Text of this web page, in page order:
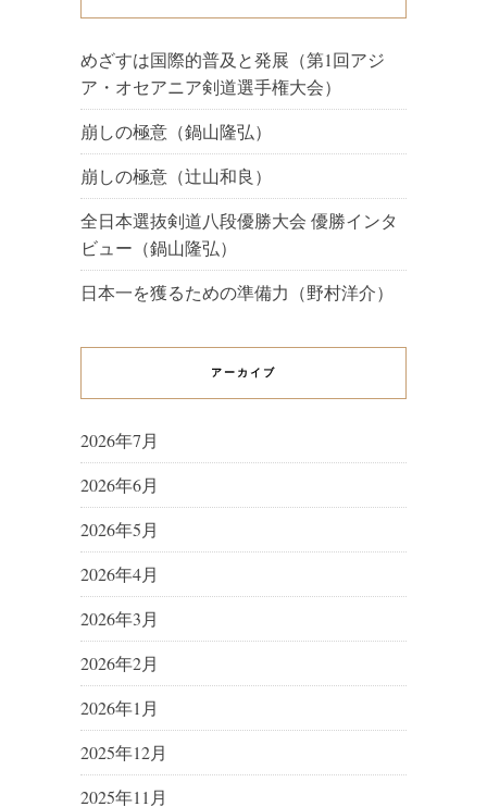
めざすは国際的普及と発展（第1回アジ
ア・オセアニア剣道選手権大会）
崩しの極意（鍋山隆弘）
崩しの極意（辻山和良）
全日本選抜剣道八段優勝大会 優勝インタ
ビュー（鍋山隆弘）
日本一を獲るための準備力（野村洋介）
アーカイブ
2026年7月
2026年6月
2026年5月
2026年4月
2026年3月
2026年2月
2026年1月
2025年12月
2025年11月